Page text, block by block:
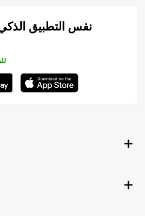
نفس التطبيق